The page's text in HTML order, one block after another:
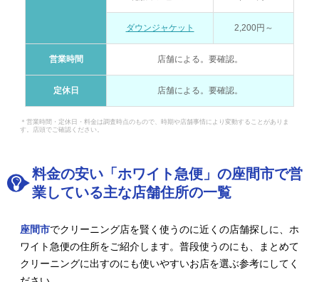
ダウンジャケット 2,200円～
営業時間 店舗による。要確認。
定休日 店舗による。要確認。
＊営業時間・定休日・料金は調査時点のもので、時期や店舗事情により変動することがありま
す。店頭でご確認ください。
料金の安い「ホワイト急便」の座間市で営
業している主な店舗住所の一覧
座間市でクリーニング店を賢く使うのに近くの店舗探しに、ホ
ワイト急便の住所をご紹介します。普段使うのにも、まとめて
クリーニングに出すのにも使いやすいお店を選ぶ参考にしてく